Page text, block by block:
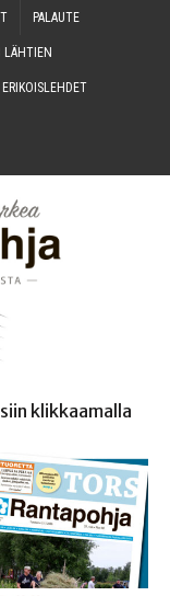
PALAU­TE
LÄHTIEN
ERI­KOIS­LEH­DET
klikkaamalla